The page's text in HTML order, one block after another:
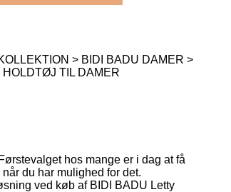
> BIDI BADU DAMER >
TIL DAMER
hos mange er i dag at få
du har mulighed for det.
ved køb af BIDI BADU Letty